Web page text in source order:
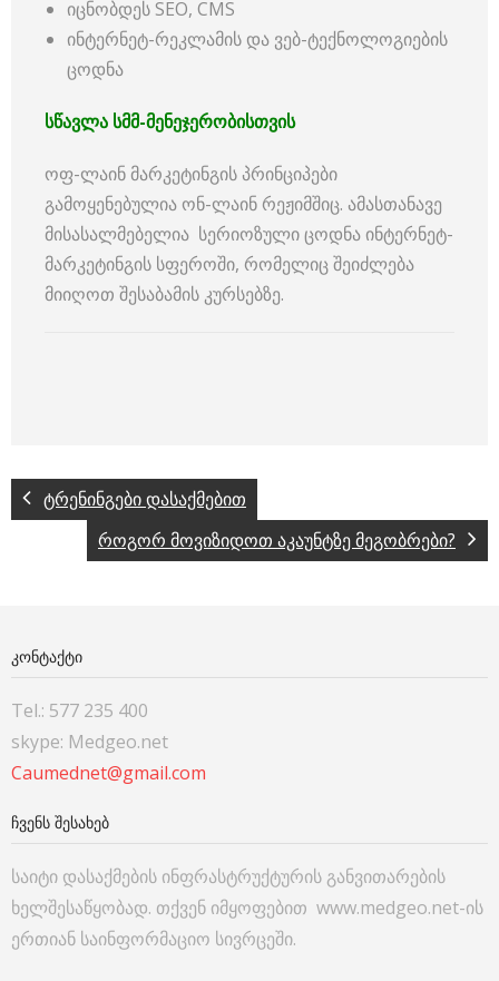
იცნობდეს SEO, CMS
ინტერნეტ-რეკლამის და ვებ-ტექნოლოგიების
ცოდნა
სწავლა სმმ-მენეჯერობისთვის
ოფ-ლაინ მარკეტინგის პრინციპები
გამოყენებულია ონ-ლაინ რეჟიმშიც. ამასთანავე
მისასალმებელია სერიოზული ცოდნა ინტერნეტ-
მარკეტინგის სფეროში, რომელიც შეიძლება
მიიღოთ შესაბამის კურსებზე.
ტრენინგები დასაქმებით
როგორ მოვიზიდოთ აკაუნტზე მეგობრები?
ᲙᲝᲜᲢᲐᲥᲢᲘ
Tel.: 577 235 400
skype: Medgeo.net
Caumednet@gmail.com
ᲩᲕᲔᲜᲡ ᲨᲔᲡᲐᲮᲔᲑ
საიტი დასაქმების ინფრასტრუქტურის განვითარების
ხელშესაწყობად. თქვენ იმყოფებით www.medgeo.net-ის
ერთიან საინფორმაციო სივრცეში.